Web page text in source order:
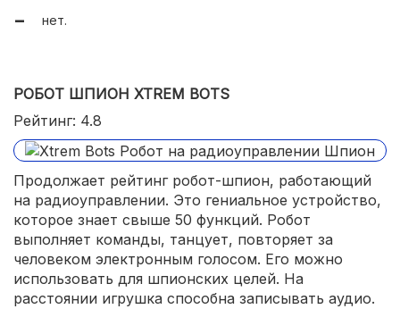
нет.
РОБОТ ШПИОН XTREM BOTS
Рейтинг: 4.8
Продолжает рейтинг робот-шпион, работающий
на радиоуправлении. Это гениальное устройство,
которое знает свыше 50 функций. Робот
выполняет команды, танцует, повторяет за
человеком электронным голосом. Его можно
использовать для шпионских целей. На
расстоянии игрушка способна записывать аудио.